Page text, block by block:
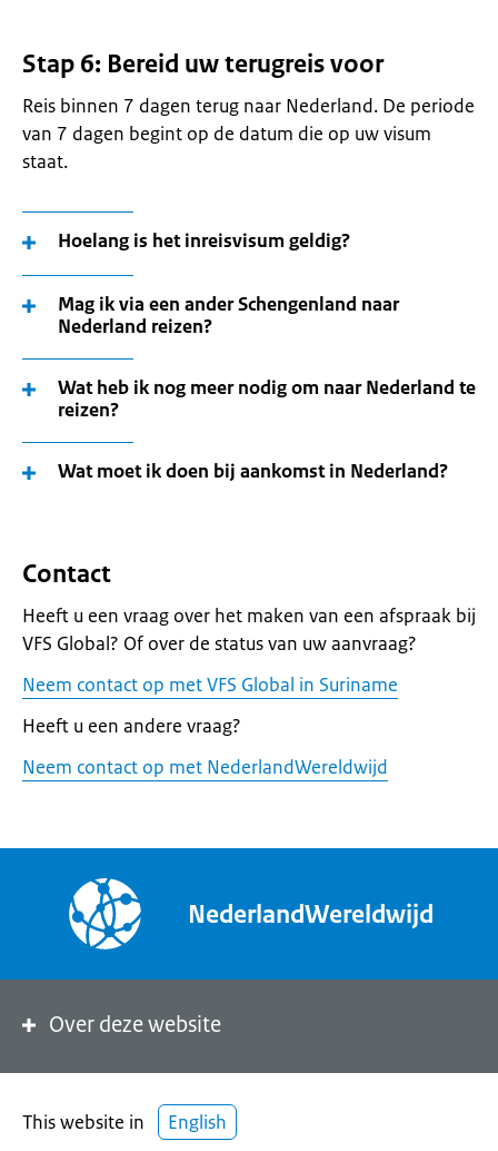
Stap 6: Bereid uw terugreis voor
Reis binnen 7 dagen terug naar Nederland. De periode
van 7 dagen begint op de datum die op uw visum
staat.
Hoelang is het inreisvisum geldig?
Mag ik via een ander Schengenland naar
Nederland reizen?
Wat heb ik nog meer nodig om naar Nederland te
reizen?
Wat moet ik doen bij aankomst in Nederland?
Contact
Heeft u een vraag over het maken van een afspraak bij
VFS Global? Of over de status van uw aanvraag?
Neem contact op met VFS Global in Suriname
Heeft u een andere vraag?
Neem contact op met NederlandWereldwijd
NederlandWereldwijd
Over deze website
This website in English